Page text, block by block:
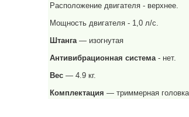
Расположение двигателя - верхнее.
Мощность двигателя - 1,0 л/с.
Штанга— изогнутая
Антивибрационная система- нет.
Вес — 4.9 кг.
Комплектация — триммерная